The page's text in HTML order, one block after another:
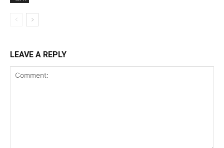
LEAVE A REPLY